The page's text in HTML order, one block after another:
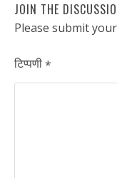
JOIN THE
Please submit
टिप्पणी*